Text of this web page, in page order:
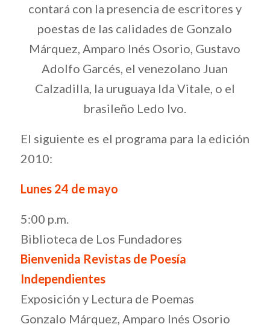
contará con la presencia de escritores y
poestas de las calidades de Gonzalo
Márquez, Amparo Inés Osorio, Gustavo
Adolfo Garcés, el venezolano Juan
Calzadilla, la uruguaya Ida Vitale, o el
brasileño Ledo Ivo.
El siguiente es el programa para la edición
2010:
Lunes 24 de mayo
5:00 p.m.
Biblioteca de Los Fundadores
Bienvenida Revistas de Poesía
Independientes
Exposición y Lectura de Poemas
Gonzalo Márquez, Amparo Inés Osorio